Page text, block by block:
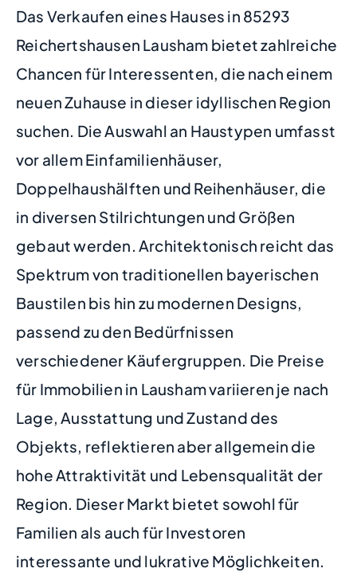
Das Verkaufen eines Hauses in 85293
Reichertshausen Lausham bietet zahlreiche
Chancen für Interessenten, die nach einem
neuen Zuhause in dieser idyllischen Region
suchen. Die Auswahl an Haustypen umfasst
vor allem Einfamilienhäuser,
Doppelhaushälften und Reihenhäuser, die
in diversen Stilrichtungen und Größen
gebaut werden. Architektonisch reicht das
Spektrum von traditionellen bayerischen
Baustilen bis hin zu modernen Designs,
passend zu den Bedürfnissen
verschiedener Käufergruppen. Die Preise
für Immobilien in Lausham variieren je nach
Lage, Ausstattung und Zustand des
Objekts, reflektieren aber allgemein die
hohe Attraktivität und Lebensqualität der
Region. Dieser Markt bietet sowohl für
Familien als auch für Investoren
interessante und lukrative Möglichkeiten.